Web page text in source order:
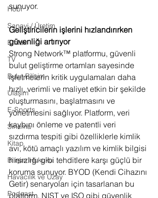
Hobi
Sanayi / Üretim
Emlak
TV
Bulut Bilişim
Ulaşım
E-Sports
Sinema
Kitap
Bilişim Hukuku
Havacılık ve Uzay
Podcast
sunuyor.
Geliştiricilerin işlerini hızlandırırken
güvenliği artırıyor
Strong Network™ platformu, güvenli
bulut geliştirme ortamları sayesinde
işletmelerin kritik uygulamaları daha
hızlı, verimli ve maliyet etkin bir şekilde
oluşturmasını, başlatmasını ve
yönetmesini sağlıyor. Platform, veri
kaybını önleme ve patentli veri
sızdırma tespiti gibi özelliklerle kimlik
avı, kötü amaçlı yazılım ve kimlik bilgisi
hırsızlığı gibi tehditlere karşı güçlü bir
koruma sunuyor. BYOD (Kendi Cihazını
Getir) senaryoları için tasarlanan bu
platform, NIST ve ISO gibi güvenlik